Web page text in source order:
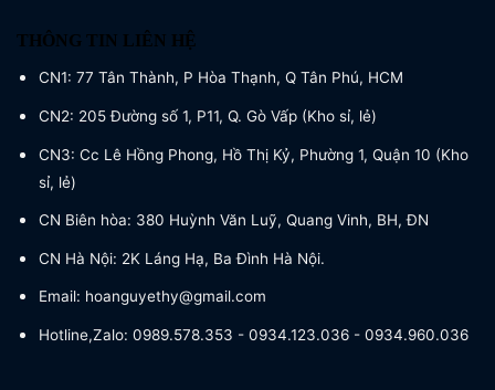
THÔNG TIN LIÊN HỆ
CN1: 77 Tân Thành, P Hòa Thạnh, Q Tân Phú, HCM
CN2: 205 Đường số 1, P11, Q. Gò Vấp (Kho sỉ, lẻ)
CN3: Cc Lê Hồng Phong, Hồ Thị Kỷ, Phường 1, Quận 10 (Kho
sỉ, lẻ)
CN Biên hòa: 380 Huỳnh Văn Luỹ, Quang Vinh, BH, ĐN
CN Hà Nội: 2K Láng Hạ, Ba Đình Hà Nội.
Email: hoanguyethy@gmail.com
Hotline,Zalo: 0989.578.353 - 0934.123.036 - 0934.960.036